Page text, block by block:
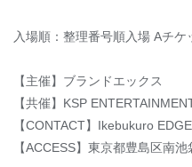
入場順：整理番号順入場 Aチ
【主催】ブランドエックス
【共催】KSP
【CONTACT】Ikebukuro
【ACCESS】東京都豊島区南